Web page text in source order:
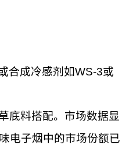
合成冷感剂如WS-3或
底料搭配。市场数据显
电子烟中的市场份额已